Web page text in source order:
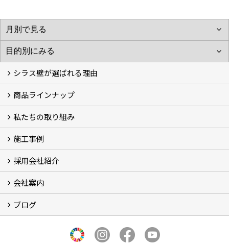
シラス壁が選ばれる理由
シラスストーリー
こだわり
シラス壁の驚くべき性能
商品ラインナップ
一覧
内装仕上げ材
外装仕上げ材
舗装材
水性無機高分子系ハイブリッド型塗料
エコリフォーム
消臭壁紙
Q&A
資料PDF
私たちの取り組み
SDGs、GHGへの取り組み (2)
マグマシラス米
特別対談 (2)
高千穂シラス解説ムービー
研究プロジェクト (4)
プロジェクト (3)
施工事例
施工事例
お客様からのお便り
採用会社紹介
採用会社紹介
「鏝人の会」左官店のご紹介
会社案内
会社概要・沿革
代表の実績
製造紹介
ショールーム
アクセス
採用情報
バナーダウンロード
プライバシーポリシー
Takachiho Shirasu Global Site
LINE公式アカウント
ブログ